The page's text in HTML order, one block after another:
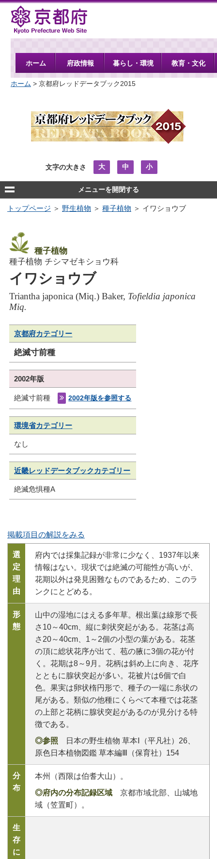
京都府
ホーム 府政情報 暮らし・環境 教育・文化
ホーム > 京都府レッドデータブック2015
文字の大きさ 大 中 小
メニューを開閉する
トップページ ＞ 野生植物 ＞ 種子植物 ＞ イワショウブ
種子植物
種子植物 チシマゼキショウ科
イワショウブ
Triantha japonica (Miq.) Baker, Tofieldia japonica
Miq.
京都府カテゴリー
絶滅寸前種
2002年版
絶滅寸前種 2002年版を参照する
環境省カテゴリー
なし
近畿レッドデータブックカテゴリー
絶滅危惧種A
掲載項目の解説をみる
選
定
理
由
府内では採集記録が非常に少なく、1937年以来
情報はない。現状では絶滅の可能性が高いが、
花期以外は発見困難なものであるため、このラ
ンクにとどめる。
形
態
山中の湿地にはえる多年草。根出葉は線形で長
さ10～40cm、縦に刺状突起がある。花茎は高
さ20～40cm、1～2個の小型の葉がある。花茎
の頂に総状花序が出て、苞の腋に3個の花が付
く。花期は8～9月。花柄は斜め上に向き、花序
とともに腺状突起が多い。花被片は6個で白
色。果実は卵状楕円形で、種子の一端に糸状の
尾がある。類似の他種にくらべて本種では花茎
の上部と花柄に腺状突起があるのが見分ける特
徴である。
◎参照 日本の野生植物 草本Ⅰ（平凡社）26、
原色日本植物図鑑 草本編Ⅲ（保育社）154
分
布
本州（西限は伯耆大山）。
◎府内の分布記録区域 京都市域北部、山城地
域（笠置町）。
生
存
に